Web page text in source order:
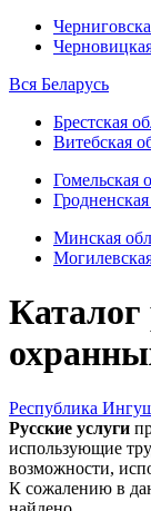
Вся Беларусь
Брестская
Витебская
Гомельская
Минская
Каталог
Республика
Русские услуги
использующие
возможности,
К сожалению в